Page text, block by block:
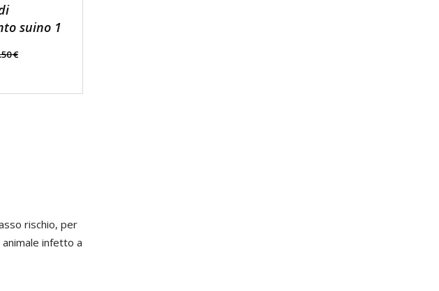
suino 1
€
rischio, per
infetto a